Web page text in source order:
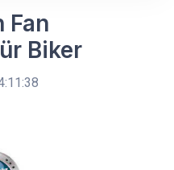
Fan
Biker